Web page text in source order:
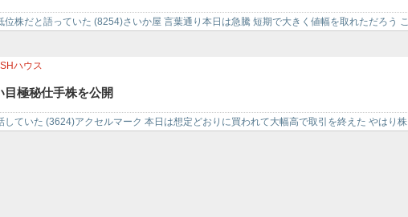
位株だと語っていた (8254)さいか屋 言葉通り本日は急騰 短期で大きく値幅を取れただろう こ
ハウス
極秘仕手株を公開
ていた (3624)アクセルマーク 本日は想定どおりに買われて大幅高で取引を終えた やはり株